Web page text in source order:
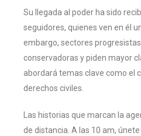
Su llegada al poder ha sido
seguidores, quienes ven en él
embargo, sectores
conservadoras y piden mayor
abordará temas clave como el
derechos civiles.
Las historias que marcan la
de distancia. A las 10 am, únete